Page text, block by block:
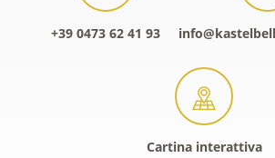
+39 0473 62 41 93
Cartina interattiva